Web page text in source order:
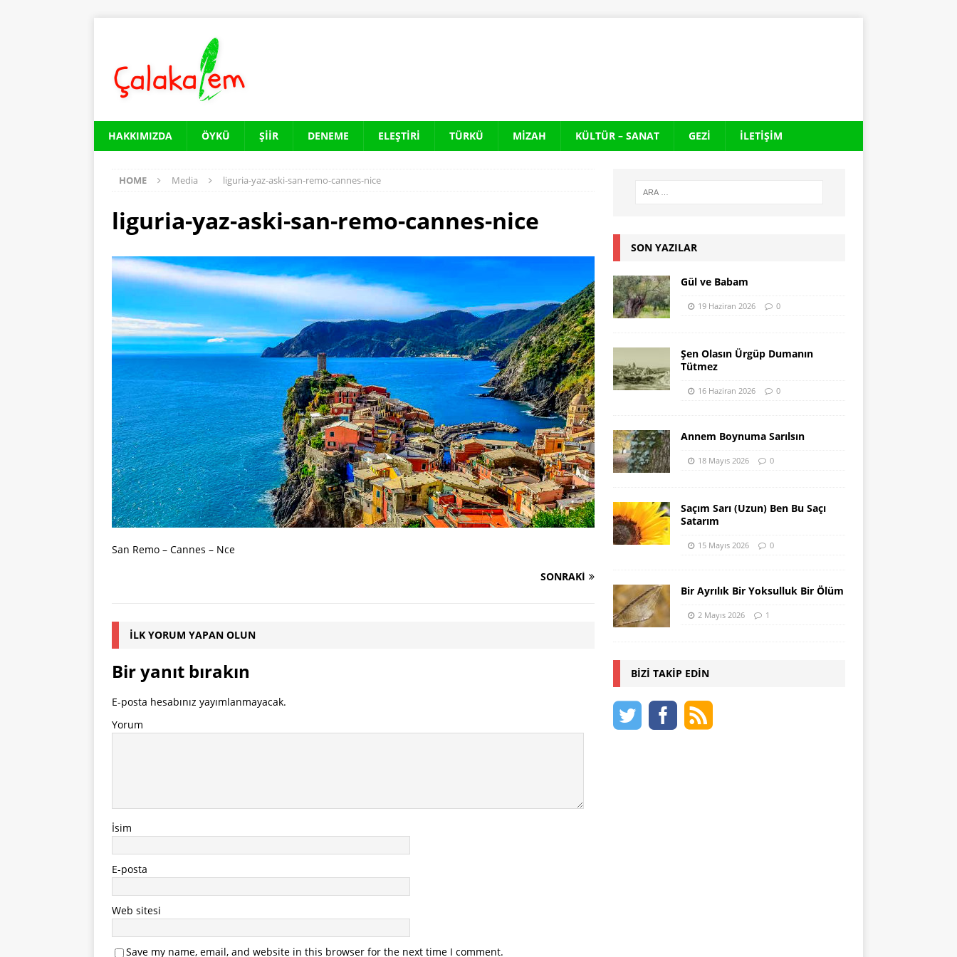
HAKKIMIZDA ÖYKÜ ŞIIR DENEME ELEŞTIRI TÜRKÜ MIZAH KÜLTÜR – SANAT GEZI İLETIŞIM
HOME Media liguria-yaz-aski-san-remo-cannes-nice
liguria-yaz-aski-san-remo-cannes-nice
San Remo – Cannes – Nce
SONRAKI
İLK YORUM YAPAN OLUN
Bir yanıt bırakın
E-posta hesabınız yayımlanmayacak.
Yorum
İsim
E-posta
Web sitesi
Save my name, email, and website in this browser for the next time I comment.
SON YAZILAR
Gül ve Babam
19 Haziran 2026 0
Şen Olasın Ürgüp Dumanın
Tütmez
16 Haziran 2026 0
Annem Boynuma Sarılsın
18 Mayıs 2026 0
Saçım Sarı (Uzun) Ben Bu Saçı
Satarım
15 Mayıs 2026 0
Bir Ayrılık Bir Yoksulluk Bir Ölüm
2 Mayıs 2026 1
BIZI TAKIP EDIN